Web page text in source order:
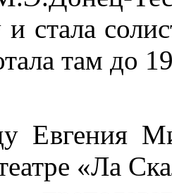
стала
там до
Евгения
«Ла